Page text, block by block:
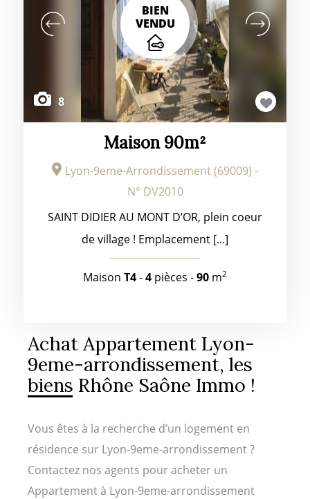
BIEN
VENDU
8
Maison 90m²
Lyon-9eme-Arrondissement (69009) -
N° DV2010
SAINT DIDIER AU MONT D’OR, plein coeur
de village ! Emplacement [...]
Maison T4-4 pièces -90 m2
Achat Appartement Lyon-
9eme-arrondissement, les
biens Rhône Saône Immo !
Vous êtes à la recherche d’un logement en
résidence sur Lyon-9eme-arrondissement ?
Contactez nos agents pour acheter un
Appartement à Lyon-9eme-arrondissement